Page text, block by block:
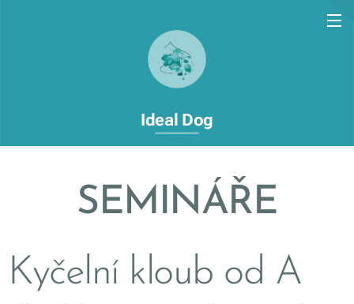
Ideal Dog
SEMINÁŘE
Kyčelní kloub od A